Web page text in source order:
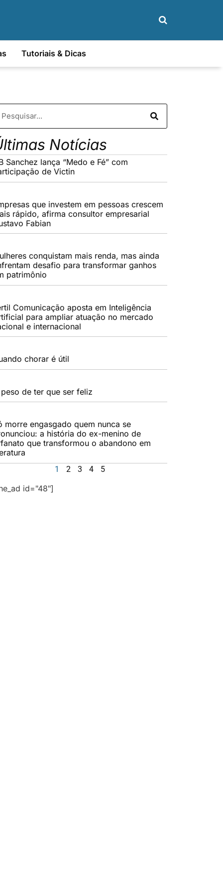
Tutoriais & Dicas
Notícias
Sanchez lança “Medo e Fé” com
de Victin
que investem em pessoas crescem
rápido, afirma consultor empresarial
Fabian
conquistam mais renda, mas ainda
desafio para transformar ganhos
patrimônio
Comunicação aposta em Inteligência
para ampliar atuação no mercado
e internacional
chorar é útil
de ter que ser feliz
morre engasgado quem nunca se
a história do ex-menino de
que transformou o abandono em
1 2 3 4 5
id="48"]